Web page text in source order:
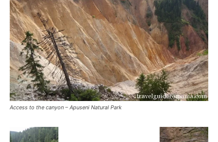
Access to the canyon – Apuseni Natural Park